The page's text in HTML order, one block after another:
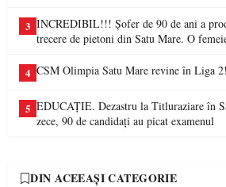
3 INCREDIBIL!!! Șofer de 90 de ani a
trecere de pietoni din Satu Mare. O
4 CSM Olimpia Satu Mare revine în Liga 2!
5 EDUCAȚIE. Dezastru la Titluraziare în
zece, 90 de candidați au picat examenul
DIN ACEEAȘI CATEGORIE